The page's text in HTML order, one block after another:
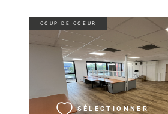
COUP DE COEUR
SÉLECTIONNER
VOIR LE BIEN